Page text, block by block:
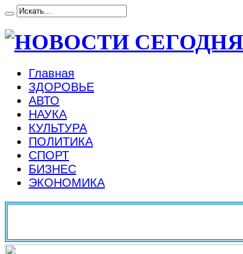
Главная
ЗДОРОВЬЕ
АВТО
НАУКА
КУЛЬТУРА
ПОЛИТИКА
СПОРТ
БИЗНЕС
ЭКОНОМИКА